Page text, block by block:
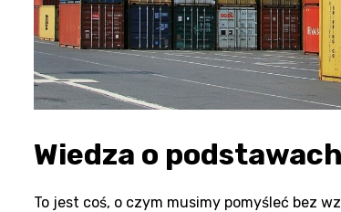
Wiedza o
To jest coś, o czym musimy pomyśleć bez